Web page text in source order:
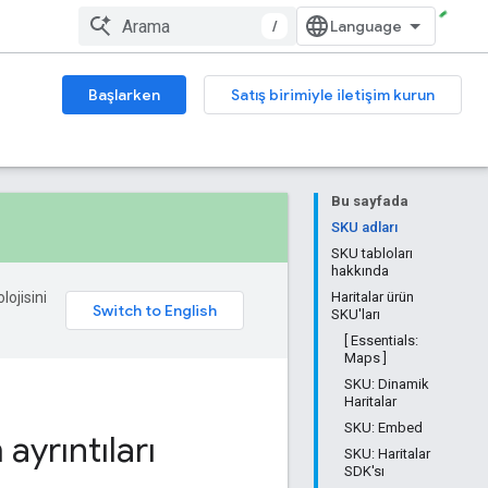
/
Başlarken Satış birimiyle iletişim kurun
Bu sayfada
SKU adları
SKU tabloları
hakkında
Haritalar ürün
SKU'ları
[ Essentials:
Maps ]
SKU: Dinamik
Haritalar
SKU: Embed
SKU: Haritalar
SDK'sı